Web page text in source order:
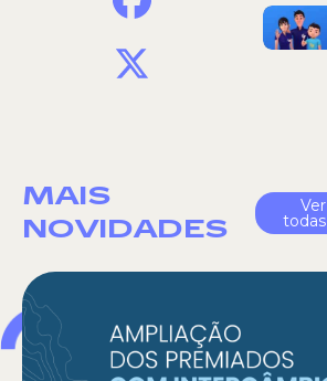
MAIS
NOVIDADES
Ver
todas